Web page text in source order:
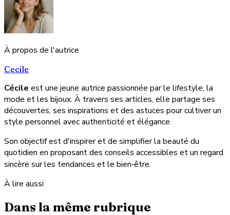
À propos de l'autrice
Cecile
Cécile est une jeune autrice passionnée par le lifestyle, la
mode et les bijoux. À travers ses articles, elle partage ses
découvertes, ses inspirations et des astuces pour cultiver un
style personnel avec authenticité et élégance.
Son objectif est d'inspirer et de simplifier la beauté du
quotidien en proposant des conseils accessibles et un regard
sincère sur les tendances et le bien‑être.
À lire aussi
Dans la même rubrique